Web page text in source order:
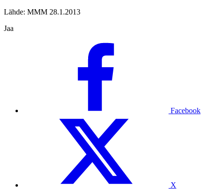
Lähde: MMM 28.1.2013
Jaa
Facebook
X